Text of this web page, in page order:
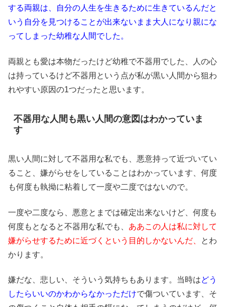
する両親は、自分の人生を生きるために生きているんだと
いう自分を見つけることが出来ないまま大人になり親にな
ってしまった幼稚な人間でした。
両親とも愛は本物だったけど幼稚で不器用でした、人の心
は持っているけど不器用という点が私が黒い人間から狙わ
れやすい原因の1つだったと思います。
不器用な人間も黒い人間の意図はわかっていま
す
黒い人間に対して不器用な私でも、悪意持って近づいてい
ること、嫌がらせをしていることはわかっています、何度
も何度も執拗に粘着して一度や二度ではないので。
一度や二度なら、悪意とまでは確定出来ないけど、何度も
何度もとなると不器用な私でも、 ああこの人は私に対して
嫌がらせするために近づくという目的しかないんだ、
とわ
かります。
嫌だな、悲しい、そういう気持ちもあります。当時はどう
したらいいのかわからなかっただけで傷ついています、そ